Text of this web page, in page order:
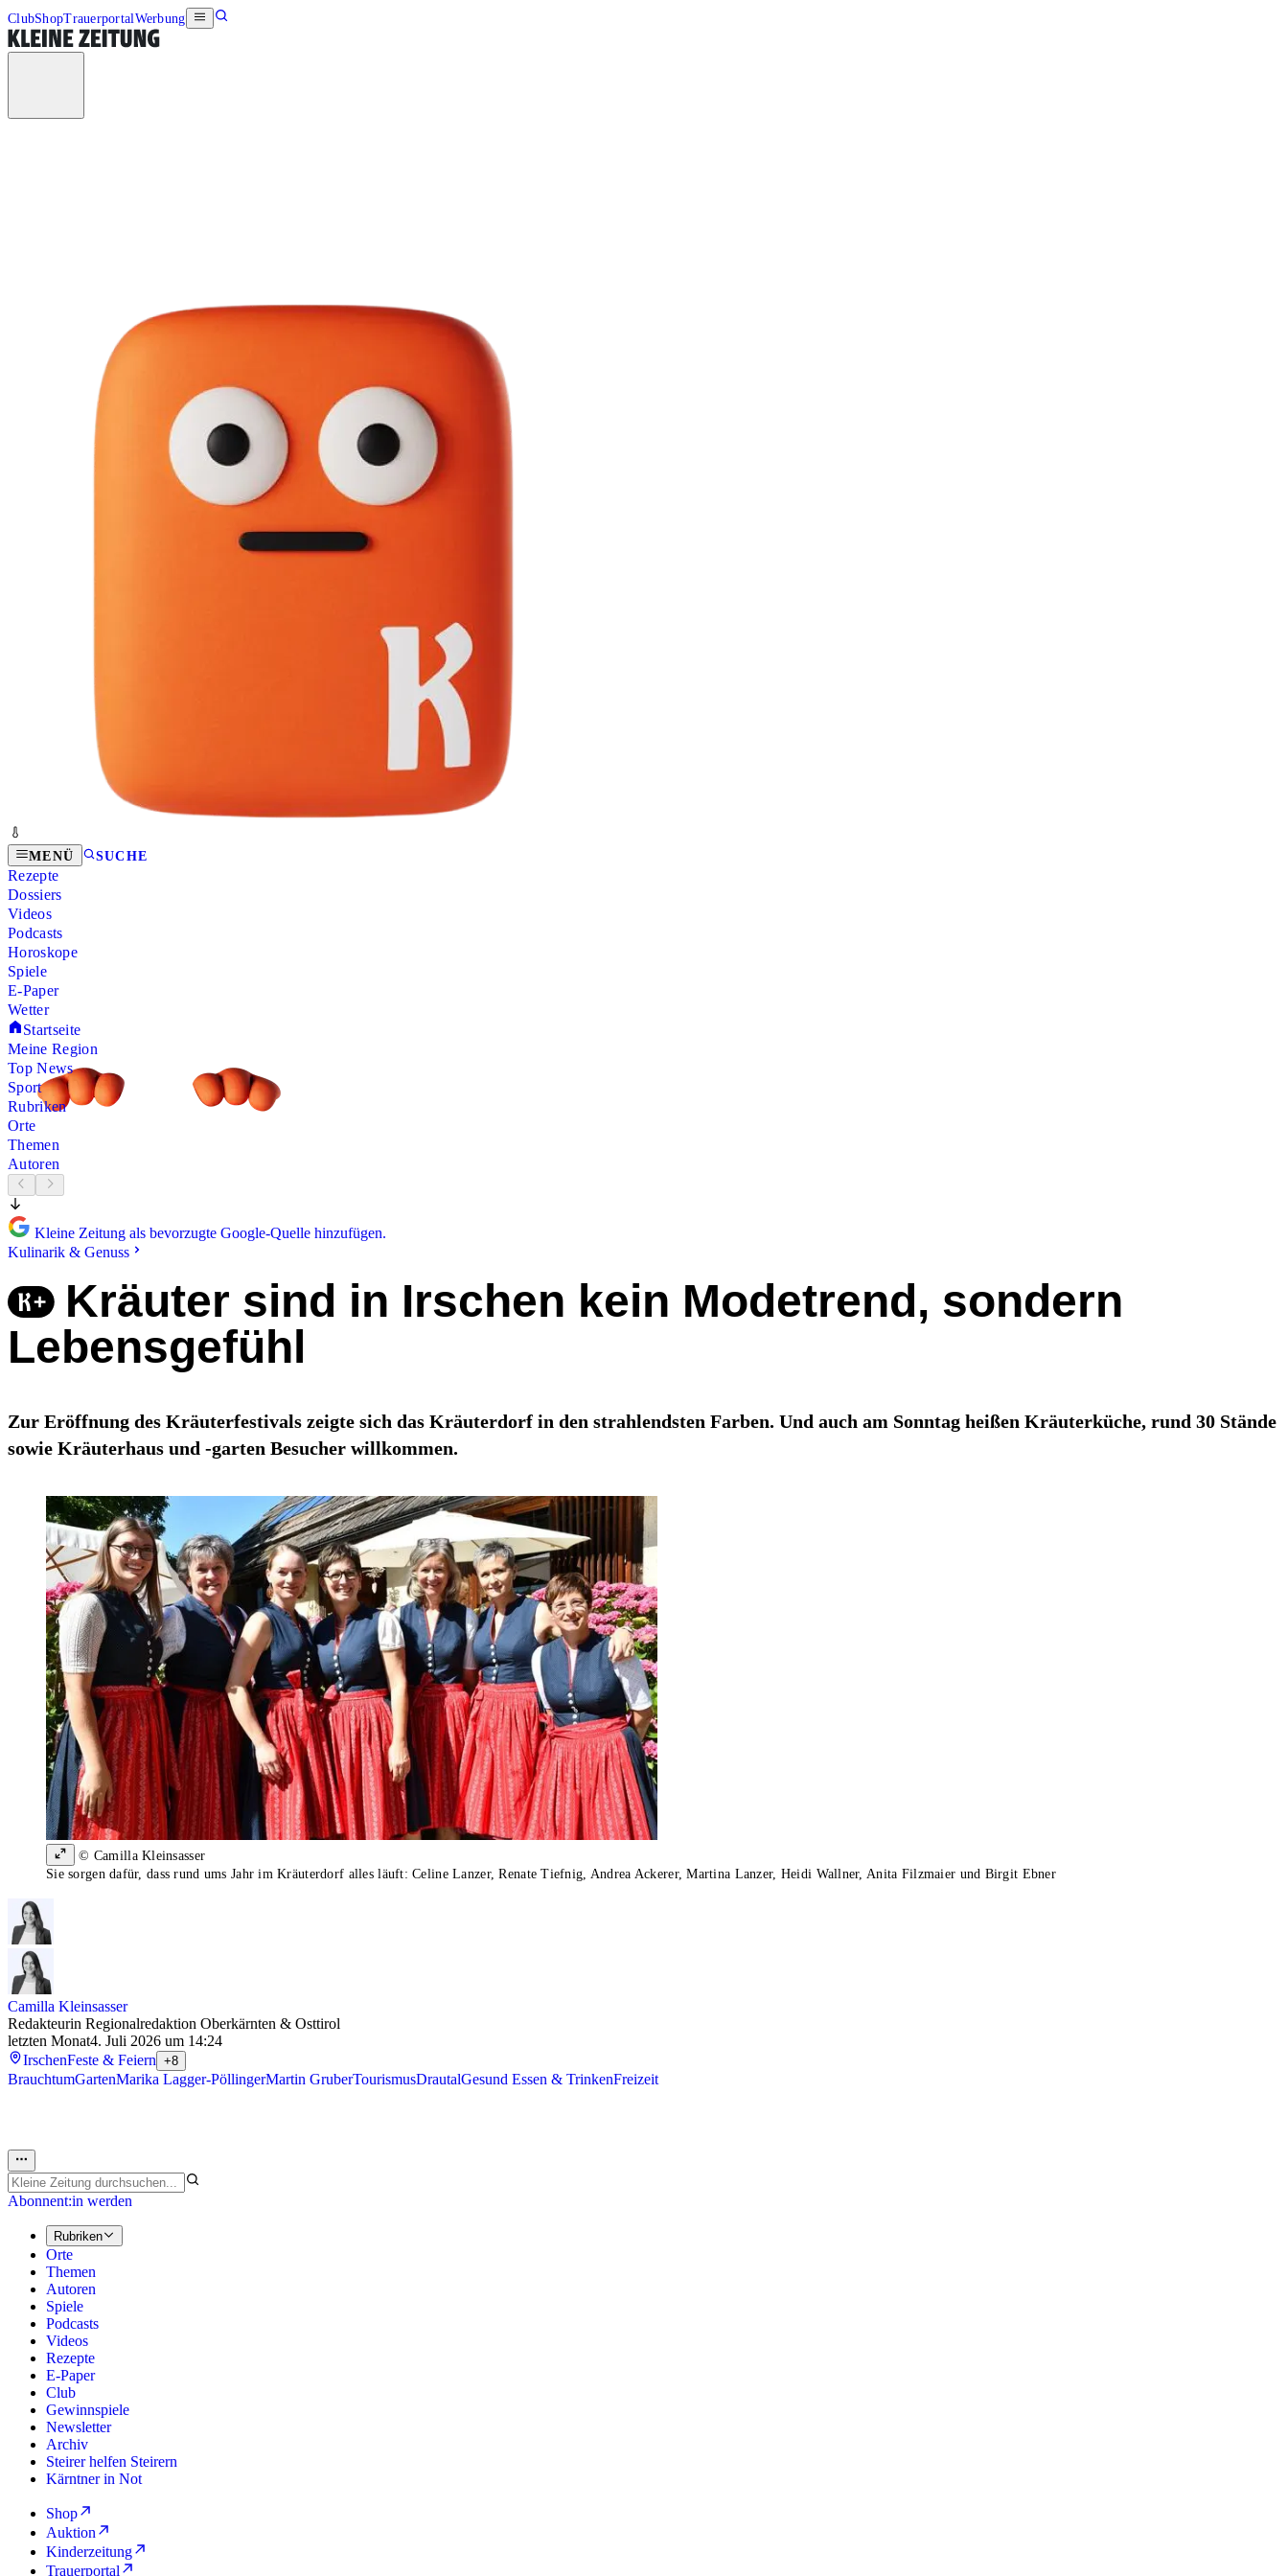
ClubShopTrauerportalWerbung
MENÜ SUCHE
Rezepte
Dossiers
Videos
Podcasts
Horoskope
Spiele
E-Paper
Wetter
Startseite
Meine Region
Top News
Sport
Rubriken
Orte
Themen
Autoren
Kleine Zeitung als bevorzugte Google-Quelle hinzufügen.
Kulinarik & Genuss
Kräuter sind in Irschen kein Modetrend, sondern
Lebensgefühl
Zur Eröffnung des Kräuterfestivals zeigte sich das Kräuterdorf in den strahlendsten Farben. Und auch am Sonntag heißen Kräuterküche, rund 30 Stände
sowie Kräuterhaus und -garten Besucher willkommen.
© Camilla Kleinsasser
Sie sorgen dafür, dass rund ums Jahr im Kräuterdorf alles läuft: Celine Lanzer, Renate Tiefnig, Andrea Ackerer, Martina Lanzer, Heidi Wallner, Anita Filzmaier und Birgit Ebner
Camilla Kleinsasser
Redakteurin Regionalredaktion Oberkärnten & Osttirol
letzten Monat4. Juli 2026 um 14:24
IrschenFeste & Feiern +8
BrauchtumGartenMarika Lagger-PöllingerMartin GruberTourismusDrautalGesund Essen & TrinkenFreizeit
Abonnent:in werden
Rubriken
Orte
Themen
Autoren
Spiele
Podcasts
Videos
Rezepte
E-Paper
Club
Gewinnspiele
Newsletter
Archiv
Steirer helfen Steirern
Kärntner in Not
Shop
Auktion
Kinderzeitung
Trauerportal